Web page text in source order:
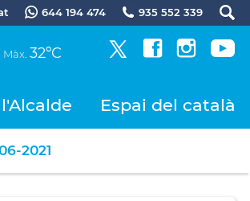
644 194 474 935 552 339
Màx. 32ºC
Espai del català
2021